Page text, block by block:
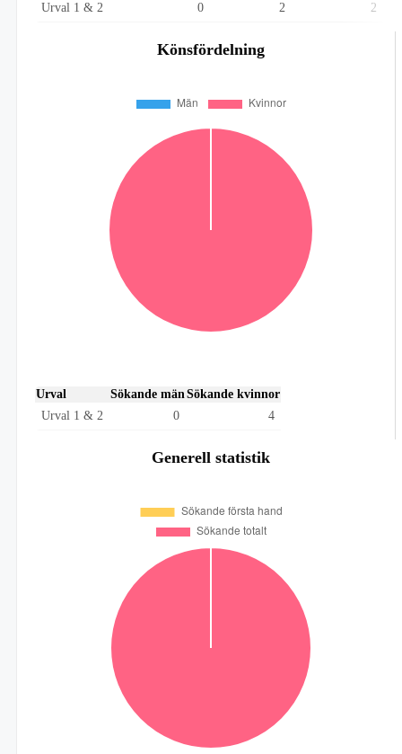
Urval 1 & 2
0 2 2
Könsfördelning
Urval Sökande mänSökande kvinnor
Urval 1 & 2
0 4
Generell statistik